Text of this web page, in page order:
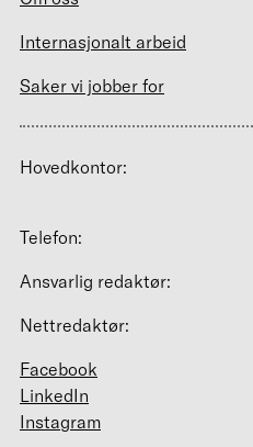
Internasjonalt arbeid
Saker vi jobber for
Hovedkontor:
Telefon:
Ansvarlig redaktør:
Nettredaktør:
Facebook
LinkedIn
Instagram